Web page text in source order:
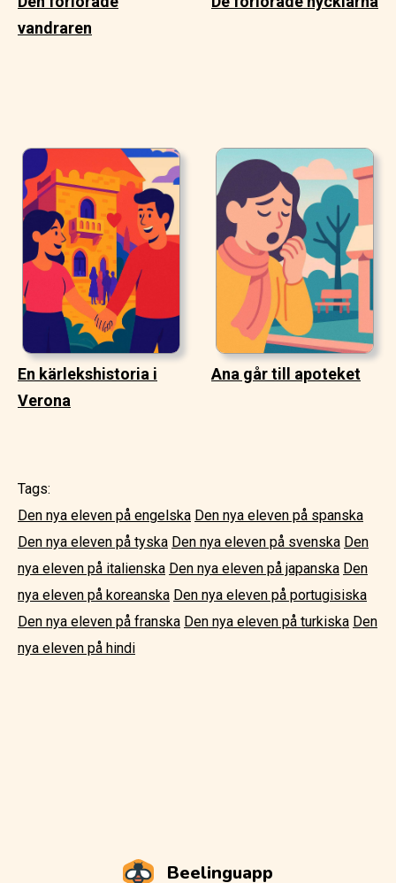
vandraren
En kärlekshistoria i
Verona
Ana går till apoteket
Tags:
Den nya eleven på engelska Den nya eleven på spanska
Den nya eleven på tyska Den nya eleven på svenska Den
nya eleven på italienska Den nya eleven på japanska Den
nya eleven på koreanska Den nya eleven på portugisiska
Den nya eleven på franska Den nya eleven på turkiska Den
nya eleven på hindi
Beelinguapp